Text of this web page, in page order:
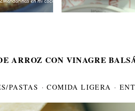
ARROZ CON VINAGRE
PASTAS ·COMIDA LIGERA ·